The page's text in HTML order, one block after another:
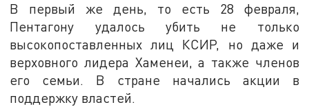
В первый же день, то есть 28 февраля,
Пентагону удалось убить не только
высокопоставленных лиц КСИР, но даже и
верховного лидера Хаменеи, а также членов
его семьи. В стране начались акции в
поддержку властей.